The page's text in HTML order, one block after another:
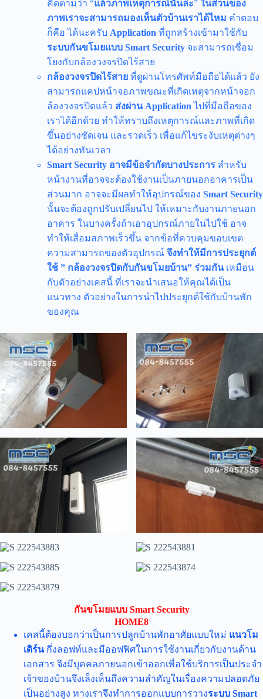
คิดตามว่า “แล้วภาพเหตุการณ์นั้นล่ะ” ในส่วนของ
ภาพเราจะสามารถมองเห็นตัวบ้านเราได้ไหม คำตอบ
ก็คือ ได้นะครับ Application ที่ถูกสร้างเข้ามาใช้กับ
ระบบกันขโมยแบบ Smart Security จะสามารถเชื่อม
โยงกับกล้องวงจรปิดไร้สาย
กล้องวงจรปิดไร้สาย ที่ดูผ่านโทรศัพท์มือถือได้แล้ว ยัง
สามารถแคปหน้าจอภาพขณะที่เกิดเหตุจากหน้าจอก
ล้องวงจรปิดแล้ว ส่งผ่าน Application ไปที่มือถือของ
เราได้อีกด้วย ทำให้ทราบถึงเหตุการณ์และภาพที่เกิด
ขึ้นอย่างชัดเจน และรวดเร็ว เพื่อแก้ไขระงับเหตุต่างๆ
ได้อย่างทันเวลา
Smart Security อาจมีข้อจำกัดบางประการ สำหรับ
หน้างานที่อาจจะต้องใช้งานเป็นภายนอกอาคารเป็น
ส่วนมาก อาจจะมีผลทำให้อุปกรณ์ของ Smart Security
นั้นจะต้องถูกปรับเปลี่ยนไป ให้เหมาะกับงานภายนอก
อาคาร ในบางครั้งถ้าเอาอุปกรณ์ภายในไปใช้ อาจ
ทำให้เสื่อมสภาพเร็วขึ้น จากข้อที่ควบคุมขอบเขต
ความสามารถของตัวอุปกรณ์ จึงทำให้มีการประยุกต์
ใช้ ” กล้องวงจรปิดกับกันขโมยบ้าน” ร่วมกันเหมือน
กับตัวอย่างเคสนี้ ที่เราจะนำเสนอให้คุณได้เป็น
แนวทาง ตัวอย่างในการนำไปประยุกต์ใช้กับบ้านพัก
ของคุณ
กันขโมยแบบ Smart Security
HOME8
เคสนี้ต้องบอกว่าเป็นการปลูกบ้านพักอาศัยแบบใหม่ แนวโม
เดิร์น กึ่งลอฟท์และมีออฟฟิศในการใช้งานเกี่ยวกับงานด้าน
เอกสาร จึงมีบุคคลภายนอกเข้าออกเพื่อใช้บริการเป็นประจำ
เจ้าของบ้านจึงเล็งเห็นถึงความสำคัญในเรื่องความปลอดภัย
เป็นอย่างสูง ทางเราจึงทำการออกแบบการวางระบบ Smart